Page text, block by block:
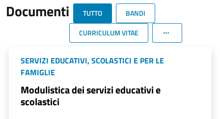
Documenti TUTTO
BANDI
CURRICULUM VITAE
SERVIZI EDUCATIVI, SCOLASTICI E PER LE
FAMIGLIE
Modulistica dei servizi educativi e
scolastici